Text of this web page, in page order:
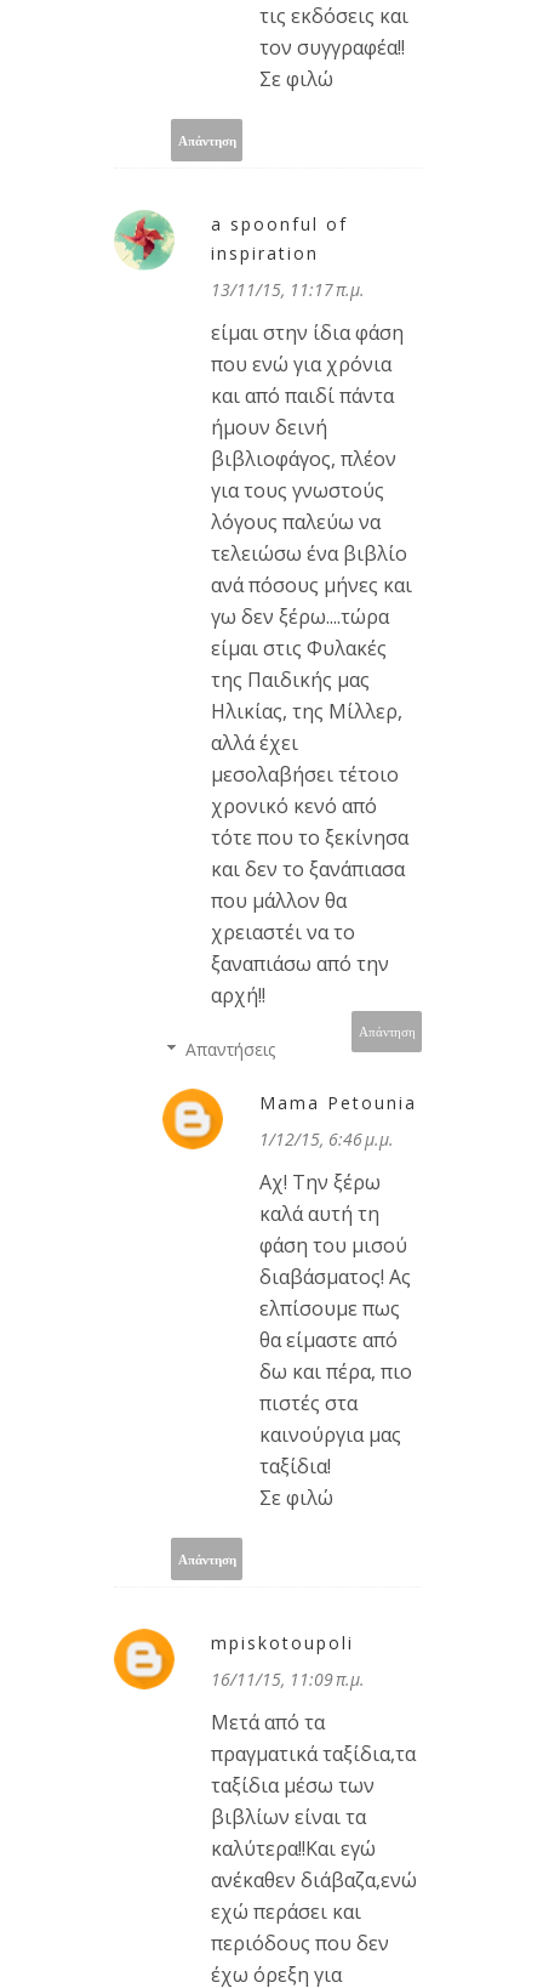
τις εκδόσεις και
τον συγγραφέα!!
Σε φιλώ
Απάντηση
a spoonful of
inspiration
13/11/15, 11:17 π.μ.
είμαι στην ίδια φάση
που ενώ για χρόνια
και από παιδί πάντα
ήμουν δεινή
βιβλιοφάγος, πλέον
για τους γνωστούς
λόγους παλεύω να
τελειώσω ένα βιβλίο
ανά πόσους μήνες και
γω δεν ξέρω....τώρα
είμαι στις Φυλακές
της Παιδικής μας
Ηλικίας, της Μίλλερ,
αλλά έχει
μεσολαβήσει τέτοιο
χρονικό κενό από
τότε που το ξεκίνησα
και δεν το ξανάπιασα
που μάλλον θα
χρειαστέι να το
ξαναπιάσω από την
αρχή!!
Απάντηση
Απαντήσεις
Mama Petounia
1/12/15, 6:46 μ.μ.
Αχ! Την ξέρω
καλά αυτή τη
φάση του μισού
διαβάσματος! Ας
ελπίσουμε πως
θα είμαστε από
δω και πέρα, πιο
πιστές στα
καινούργια μας
ταξίδια!
Σε φιλώ
Απάντηση
mpiskotoupoli
16/11/15, 11:09 π.μ.
Μετά από τα
πραγματικά ταξίδια,τα
ταξίδια μέσω των
βιβλίων είναι τα
καλύτερα!!Και εγώ
ανέκαθεν διάβαζα,ενώ
εχώ περάσει και
περιόδους που δεν
έχω όρεξη για